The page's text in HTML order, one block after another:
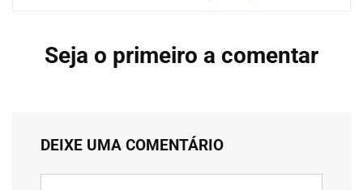
Seja o primeiro a comentar
DEIXE UMA COMENTÁRIO